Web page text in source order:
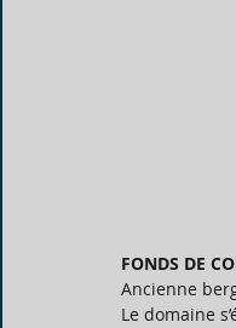
FONDS DE
Ancienne
Le domaine